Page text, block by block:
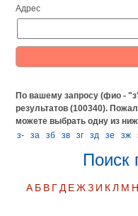
Адрес
По вашему запросу (фио -
результатов (100340).
можете выбрать одну из
з-
за зб зв зг зд зе зж
Поиск
А Б В Г Д Е Ж З И К Л М Н